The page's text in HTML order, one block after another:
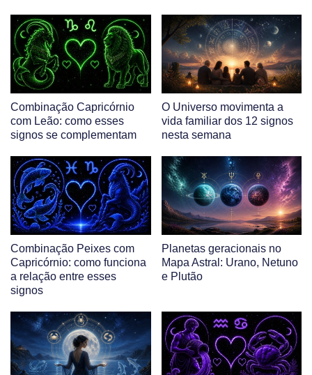
Combinação Capricórnio
com Leão: como esses
signos se complementam
O Universo movimenta a
vida familiar dos 12 signos
nesta semana
Combinação Peixes com
Capricórnio: como funciona
a relação entre esses
signos
Planetas geracionais no
Mapa Astral: Urano, Netuno
e Plutão